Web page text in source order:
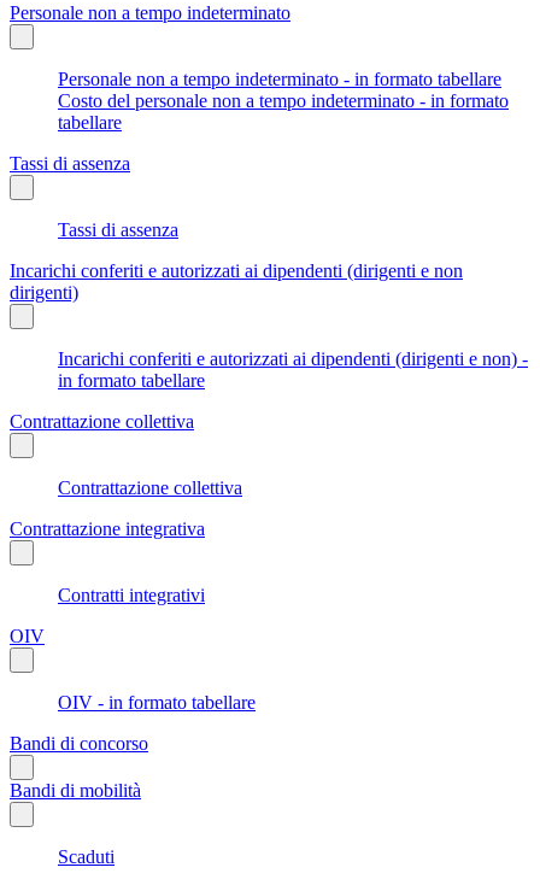
Personale non a tempo indeterminato
Personale non a tempo indeterminato - in formato tabellare
Costo del personale non a tempo indeterminato - in formato
tabellare
Tassi di assenza
Tassi di assenza
Incarichi conferiti e autorizzati ai dipendenti (dirigenti e non
dirigenti)
Incarichi conferiti e autorizzati ai dipendenti (dirigenti e non) -
in formato tabellare
Contrattazione collettiva
Contrattazione collettiva
Contrattazione integrativa
Contratti integrativi
OIV
OIV - in formato tabellare
Bandi di concorso
Bandi di mobilità
Scaduti